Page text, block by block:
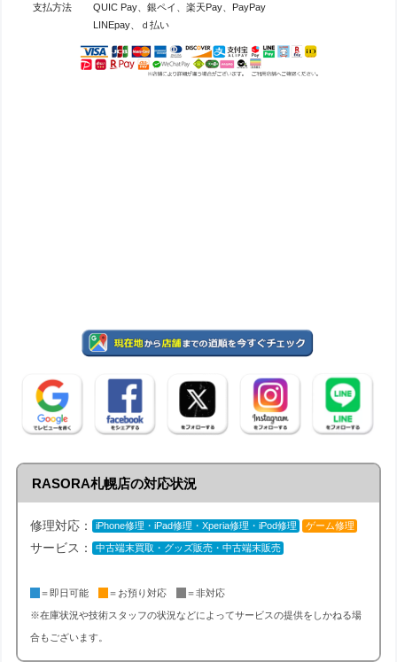
支払方法
QUIC Pay、銀ペイ、楽天Pay、PayPay
LINEpay、ｄ払い
RASORA札幌店の対応状況
修理対応： iPhone修理・iPad修理・Xperia修理・iPod修理 ゲーム修理
サービス： 中古端末買取・グッズ販売・中古端末販売
＝即日可能 ＝お預り対応 ＝非対応
※在庫状況や技術スタッフの状況などによってサービスの提供をしかねる場
合もございます。